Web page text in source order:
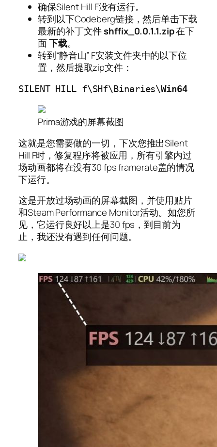
确保Silent Hill F没有运行。
转到以下Codeberg链接，然后单击下载
最新的补丁文件shffix_0.0.1.1.zip在下
面下载。
转到“静音山” F安装文件夹中的以下位
置，然后提取zip文件：
SILENT HILL f\SHf\Binaries\Win64
Prima游戏的屏幕截图
这就是您需要做的一切，下次您推出Silent
Hill F时，修复程序将被应用，所有引擎内过
场动画都将在没有30 fps framerate盖的情况
下运行。
这是开放过场动画的屏幕截图，并使用贴片
和Steam Performance Monitor活动。如您所
见，它运行良好以上是30 fps，到目前为
止，我还没有遇到任何问题。